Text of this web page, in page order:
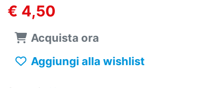
€ 4,50
Acquista ora
Aggiungi alla wishlist